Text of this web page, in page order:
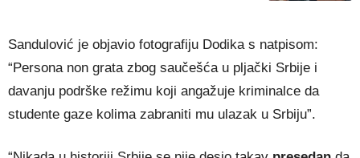
Sandulović je objavio fotografiju Dodika s natpisom:
“Persona non grata zbog saučešća u pljački Srbije i
davanju podrške režimu koji angažuje kriminalce da
studente gaze kolima zabraniti mu ulazak u Srbiju”.